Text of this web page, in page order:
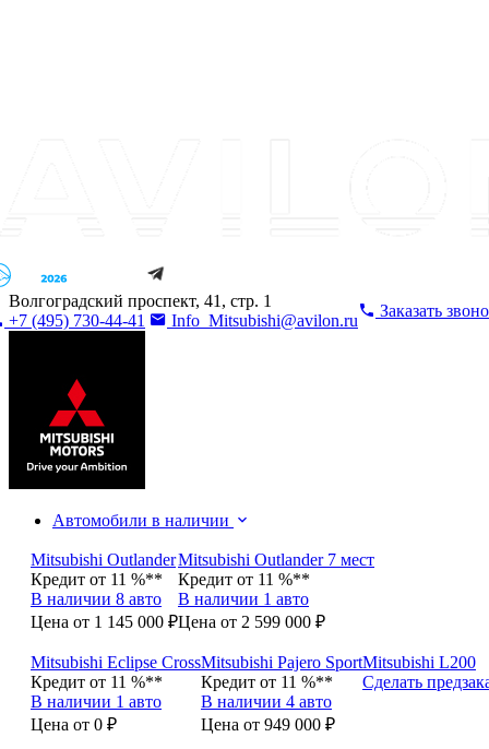
Волгоградский проспект, 41, стр. 1
+7 (495) 730-44-41
Info_Mitsubishi@avilon.ru
Заказать
Автомобили в наличии
Mitsubishi Outlander
Кредит от 11 %**
В наличии 8 авто
Цена от 1 145 000 ₽
Mitsubishi Outlander 7 мест
Кредит от 11 %**
В наличии 1 авто
Цена от 2 599 000 ₽
Mitsubishi Eclipse Cross
Кредит от 11 %**
В наличии 1 авто
Цена от 0 ₽
Mitsubishi Pajero Sport
Кредит от 11 %**
В наличии 4 авто
Цена от 949 000 ₽
Mitsubishi L200
Сделать